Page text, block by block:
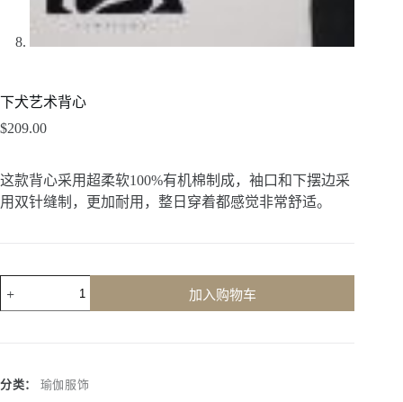
下犬艺术背心
$209.00
这款背心采用超柔软100%有机棉制成，袖口和下摆边采
用双针缝制，更加耐用，整日穿着都感觉非常舒适。
加入购物车
r
分类： 瑜伽服饰